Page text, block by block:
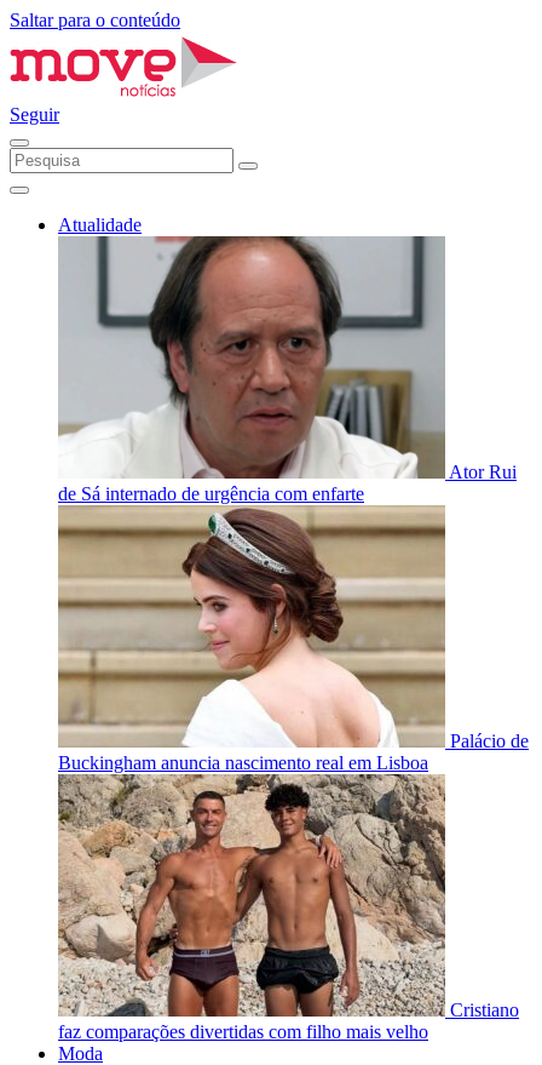
Saltar para o conteúdo
Seguir
Atualidade
Ator Rui
de Sá internado de urgência com enfarte
Palácio de
Buckingham anuncia nascimento real em Lisboa
Cristiano
faz comparações divertidas com filho mais velho
Moda